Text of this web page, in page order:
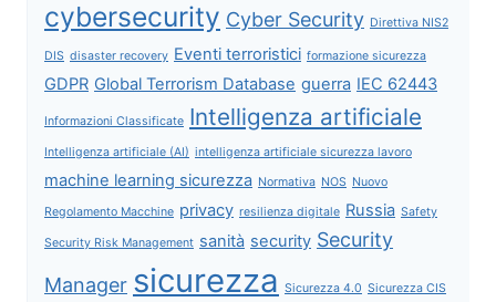
cybersecurity Cyber Security Direttiva NIS2
DIS disaster recovery Eventi terroristici formazione sicurezza
GDPR Global Terrorism Database guerra IEC 62443
Informazioni Classificate Intelligenza artificiale
Intelligenza artificiale (AI) intelligenza artificiale sicurezza lavoro
machine learning sicurezza Normativa NOS Nuovo
Regolamento Macchine privacy resilienza digitale Russia Safety
Security Risk Management sanità security Security
Manager sicurezza Sicurezza 4.0 Sicurezza CIS